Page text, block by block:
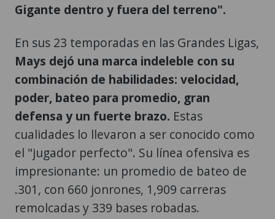
Gigante dentro y fuera del terreno".
En sus 23 temporadas en las Grandes Ligas,
Mays dejó una marca indeleble con su
combinación de habilidades: velocidad,
poder, bateo para promedio, gran
defensa y un fuerte brazo. Estas
cualidades lo llevaron a ser conocido como
el "jugador perfecto". Su línea ofensiva es
impresionante: un promedio de bateo de
.301, con 660 jonrones, 1,909 carreras
remolcadas y 339 bases robadas.